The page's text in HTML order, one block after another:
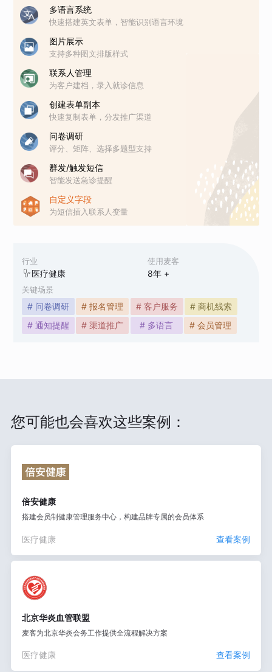
行业
医疗健康
使用麦客
8年 +
关键场景
# 问卷调研 # 报名管理 # 客户服务
# 商机线索
# 通知提醒
# 渠道推广 # 多语言 # 会员管理
多语言系统
快速搭建英文表单，智能识别语言环境
图片展示
支持多种图文排版样式
联系人管理
为客户建档，录入就诊信息
创建表单副本
快速复制表单，分发推广渠道
问卷调研
评分、矩阵、选择多题型支持
群发/触发短信
智能发送急诊提醒
自定义字段
为短信插入联系人变量
您可能也会喜欢这些案例：
倍安健康
搭建会员制健康管理服务中心，构建品牌专属的会员体系
医疗健康 查看案例
北京华炎血管联盟
麦客为北京华炎会务工作提供全流程解决方案
医疗健康 查看案例